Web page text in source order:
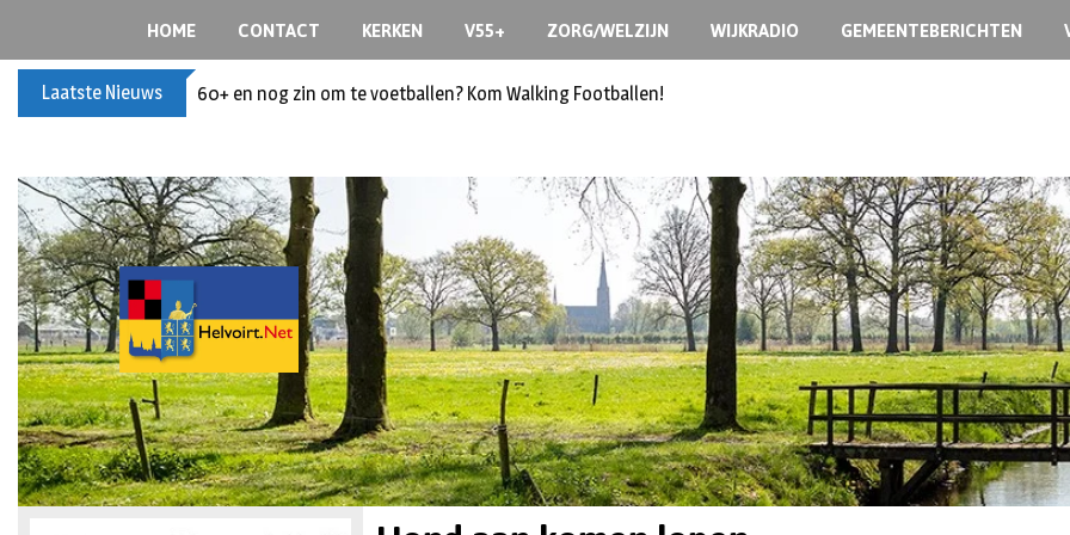
HOME CONTACT KERKEN V55+ ZORG/WELZIJN WIJKRADIO GEMEENTEBERICHTEN
Laatste Nieuws 60+ en nog zin om te voetballen? Kom Walking Footballen!